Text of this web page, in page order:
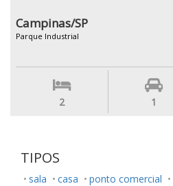
Campinas/SP
Parque Industrial
2 1
TIPOS
sala casa ponto comercial